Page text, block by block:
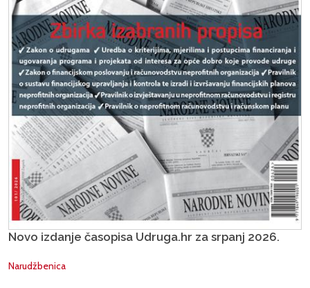
Novo izdanje časopisa Udruga.hr za srpanj 2026.
Narudžbenica